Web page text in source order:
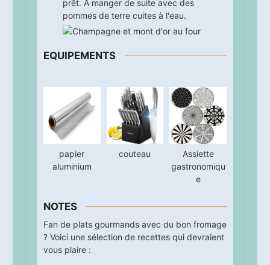
prêt. A manger de suite avec des
pommes de terre cuites à l'eau.
EQUIPEMENTS
papier
aluminium
couteau
Assiette
gastronomiqu
e
NOTES
Fan de plats gourmands avec du bon fromage
? Voici une sélection de recettes qui devraient
vous plaire :